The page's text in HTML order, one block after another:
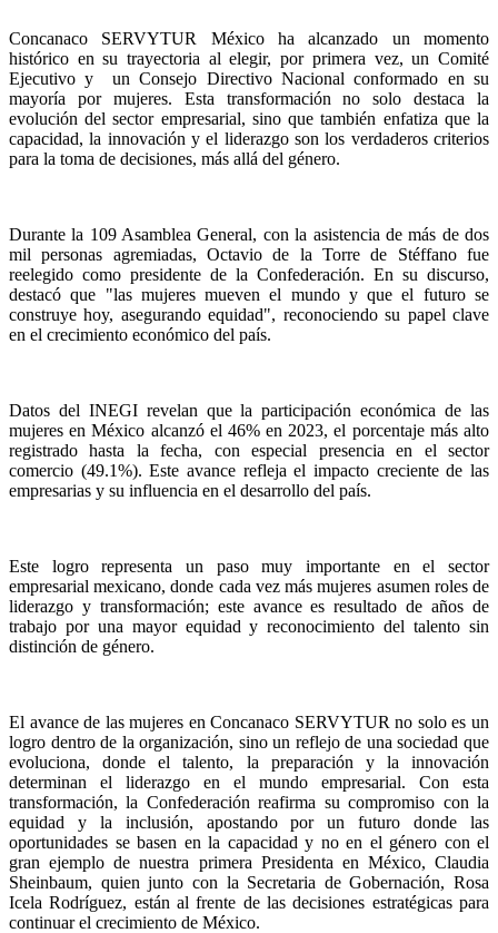
Concanaco SERVYTUR México ha alcanzado un momento
histórico en su trayectoria al elegir, por primera vez, un Comité
Ejecutivo y un Consejo Directivo Nacional conformado en su
mayoría por mujeres. Esta transformación no solo destaca la
evolución del sector empresarial, sino que también enfatiza que la
capacidad, la innovación y el liderazgo son los verdaderos criterios
para la toma de decisiones, más allá del género.
Durante la 109 Asamblea General, con la asistencia de más de dos
mil personas agremiadas, Octavio de la Torre de Stéffano fue
reelegido como presidente de la Confederación. En su discurso,
destacó que "las mujeres mueven el mundo y que el futuro se
construye hoy, asegurando equidad", reconociendo su papel clave
en el crecimiento económico del país.
Datos del INEGI revelan que la participación económica de las
mujeres en México alcanzó el 46% en 2023, el porcentaje más alto
registrado hasta la fecha, con especial presencia en el sector
comercio (49.1%). Este avance refleja el impacto creciente de las
empresarias y su influencia en el desarrollo del país.
Este logro representa un paso muy importante en el sector
empresarial mexicano, donde cada vez más mujeres asumen roles de
liderazgo y transformación; este avance es resultado de años de
trabajo por una mayor equidad y reconocimiento del talento sin
distinción de género.
El avance de las mujeres en Concanaco SERVYTUR no solo es un
logro dentro de la organización, sino un reflejo de una sociedad que
evoluciona, donde el talento, la preparación y la innovación
determinan el liderazgo en el mundo empresarial. Con esta
transformación, la Confederación reafirma su compromiso con la
equidad y la inclusión, apostando por un futuro donde las
oportunidades se basen en la capacidad y no en el género con el
gran ejemplo de nuestra primera Presidenta en México, Claudia
Sheinbaum, quien junto con la Secretaria de Gobernación, Rosa
Icela Rodríguez, están al frente de las decisiones estratégicas para
continuar el crecimiento de México.